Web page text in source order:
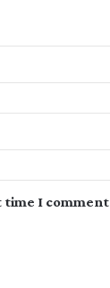
I comment.